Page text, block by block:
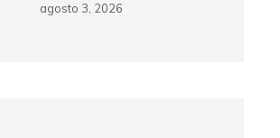
agosto 3, 2026